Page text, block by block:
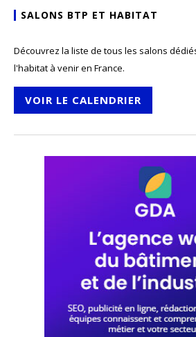
SALONS BTP ET HABITAT
Découvrez la liste de tous les salons
l'habitat à venir en France.
VOIR LE CALENDRIER